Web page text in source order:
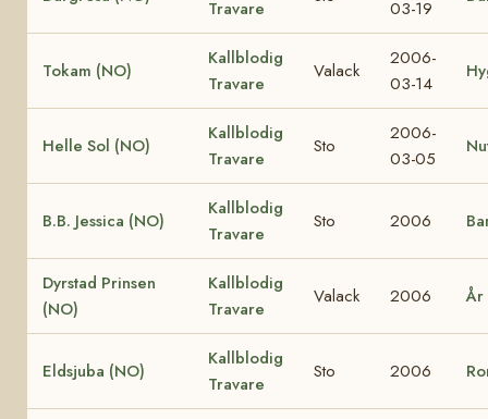
Travare
03-19
Tokam (NO)
Kallblodig
Travare
Valack
2006-
03-14
Helle Sol (NO)
Kallblodig
Travare
Sto
2006-
03-05
B.B. Jessica (NO)
Kallblodig
Travare
Sto 2006
Dyrstad Prinsen
(NO)
Kallblodig
Travare
Valack 2006 År
Eldsjuba (NO)
Kallblodig
Travare
Sto 2006